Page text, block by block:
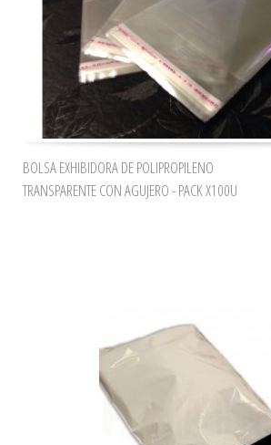
BOLSA EXHIBIDORA DE POLIPROPILENO
TRANSPARENTE CON AGUJERO - PACK X100U